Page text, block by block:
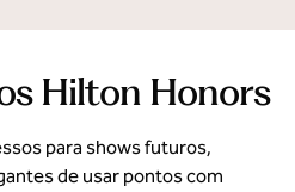
Hilton Honors
para shows futuros,
de usar pontos com